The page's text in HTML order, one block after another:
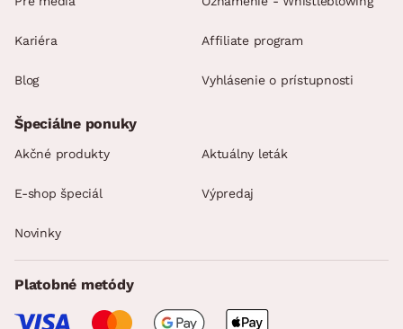
Kariéra
Blog
Affiliate program
Vyhlásenie o prístupnosti
Špeciálne ponuky
Akčné produkty Aktuálny leták
E-shop špeciál Výpredaj
Novinky
Platobné metódy